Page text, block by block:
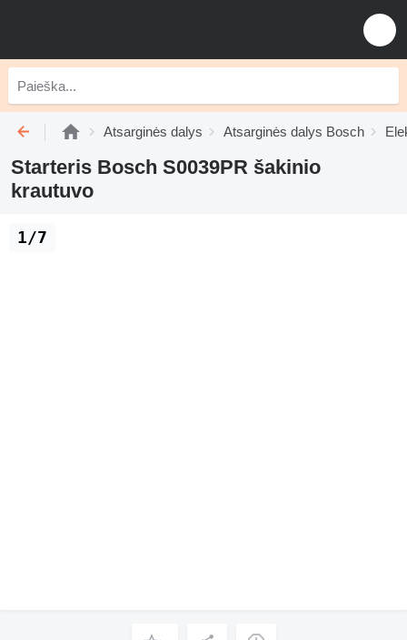
Atsarginės dalys Atsarginės dalys Bosch
Starteris Bosch S0039PR šakinio
krautuvo
1/7